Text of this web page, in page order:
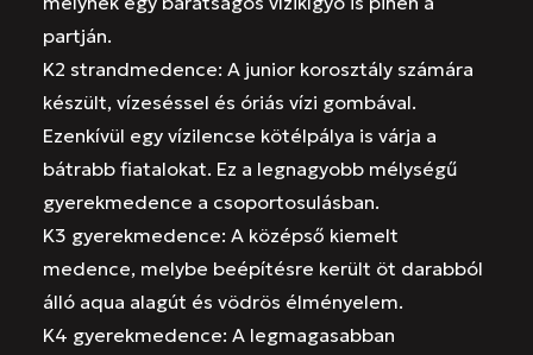
partján.
K2 strandmedence: A junior korosztály számára
készült, vízeséssel és óriás vízi gombával.
Ezenkívül egy vízilencse kötélpálya is várja a
bátrabb fiatalokat. Ez a legnagyobb mélységű
gyerekmedence a csoportosulásban.
K3 gyerekmedence: A középső kiemelt
medence, melybe beépítésre került öt darabból
álló aqua alagút és vödrös élményelem.
K4 gyerekmedence: A legmagasabban